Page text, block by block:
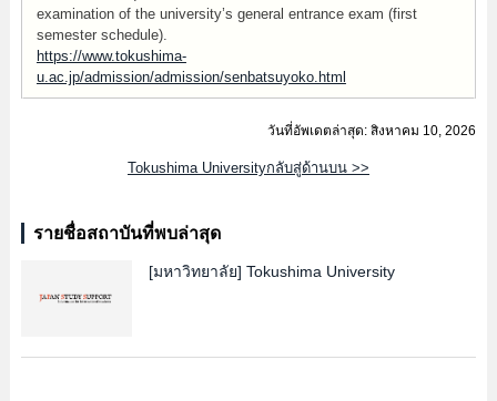
examination of the university’s general entrance exam (first
semester schedule).
https://www.tokushima-
u.ac.jp/admission/admission/senbatsuyoko.html
วันที่อัพเดตล่าสุด: สิงหาคม 10, 2026
Tokushima Universityกลับสู่ด้านบน >>
รายชื่อสถาบันที่พบล่าสุด
[มหาวิทยาลัย] Tokushima University